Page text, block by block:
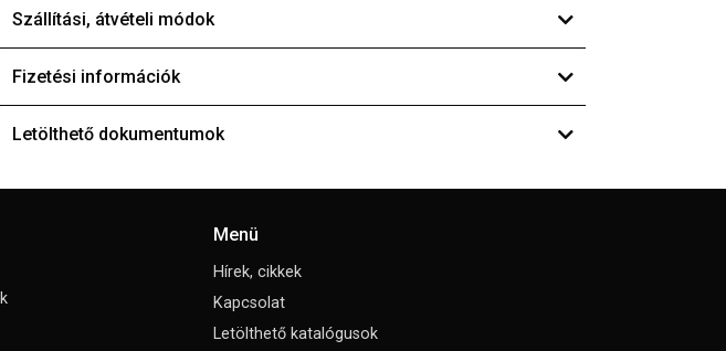
Szállítási, átvételi módok
Fizetési információk
Letölthető dokumentumok
Menü
Hírek, cikkek
Kapcsolat
Letölthető katalógusok